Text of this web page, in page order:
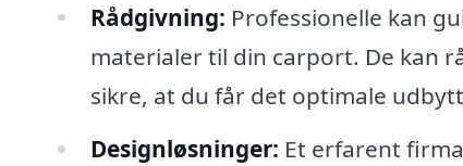
Rådgivning: Professionelle kan
materialer til din carport. De kan
sikre, at du får det optimale
Designløsninger: Et erfarent